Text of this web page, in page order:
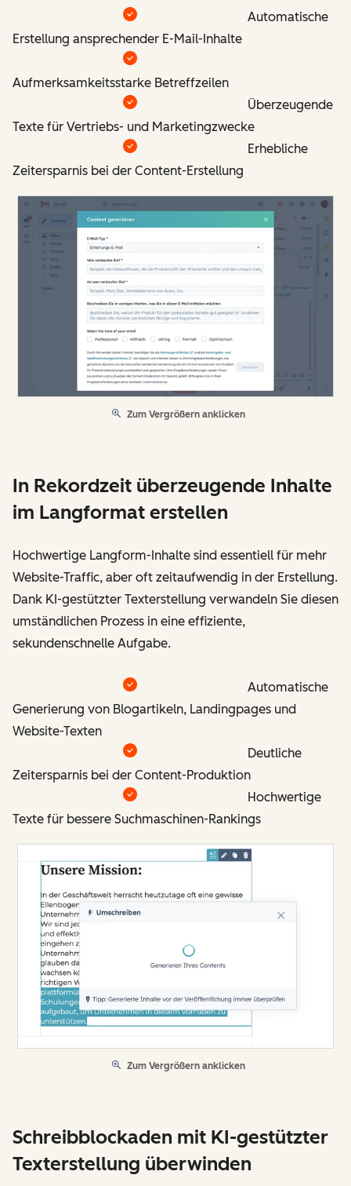
Automatische
Erstellung ansprechender E-Mail-Inhalte
Aufmerksamkeitsstarke Betreffzeilen
Überzeugende
Texte für Vertriebs- und Marketingzwecke
Erhebliche
Zeitersparnis bei der Content-Erstellung
Zum Vergrößern anklicken
In Rekordzeit überzeugende Inhalte
im Langformat erstellen
Hochwertige Langform-Inhalte sind essentiell für mehr
Website-Traffic, aber oft zeitaufwendig in der Erstellung.
Dank KI-gestützter Texterstellung verwandeln Sie diesen
umständlichen Prozess in eine effiziente,
sekundenschnelle Aufgabe.
Automatische
Generierung von Blogartikeln, Landingpages und
Website-Texten
Deutliche
Zeitersparnis bei der Content-Produktion
Hochwertige
Texte für bessere Suchmaschinen-Rankings
Zum Vergrößern anklicken
Schreibblockaden mit KI-gestützter
Texterstellung überwinden